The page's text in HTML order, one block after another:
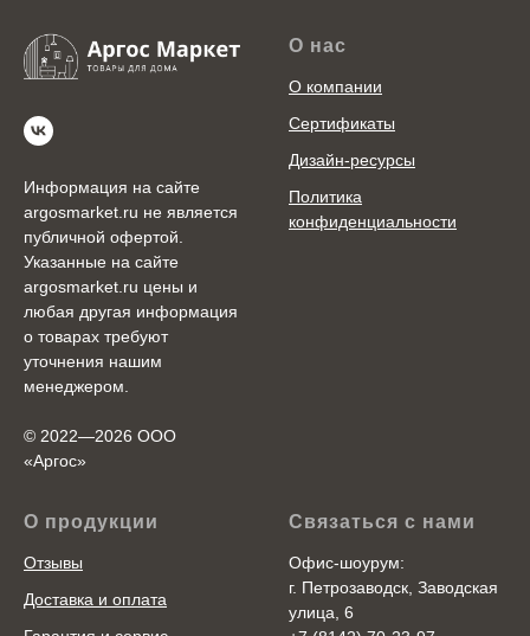
Информация на сайте
argosmarket.ru не является
публичной офертой.
Указанные на сайте
argosmarket.ru цены и
любая другая информация
о товарах требуют
уточнения нашим
менеджером.
© 2022—2026 ООО
«Аргоc»
О нас
О компании
Сертификаты
Дизайн-ресурсы
Политика
конфиденциальности
О продукции
Отзывы
Доставка и оплата
Связаться с нами
Офис-шоурум:
г. Петрозаводск, Заводская
улица, 6